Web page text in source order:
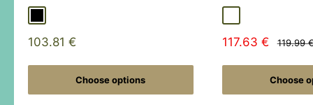
Sale
103.81 €
Choose options
Sale
117.63 €
Regular
119.99
Choose